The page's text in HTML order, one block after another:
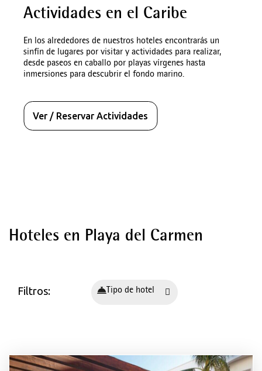
Actividades en el Caribe
En los alrededores de nuestros hoteles encontrarás un
sinfín de lugares por visitar y actividades para realizar,
desde paseos en caballo por playas vírgenes hasta
inmersiones para descubrir el fondo marino.
Ver / Reservar Actividades
Hoteles en Playa del Carmen
Filtros: Tipo de hotel
Hoteles en España - Mallorca
Palma de Mallorca
Tenerife